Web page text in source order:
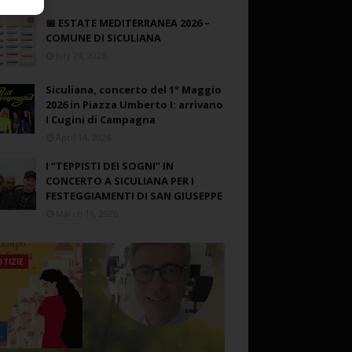
📅 ESTATE MEDITERRANEA 2026 –
COMUNE DI SICULIANA
Siculiana, concerto del 1° Maggio
2026 in Piazza Umberto I: arrivano
I Cugini di Campagna
I “TEPPISTI DEI SOGNI” IN
CONCERTO A SICULIANA PER I
FESTEGGIAMENTI DI SAN GIUSEPPE